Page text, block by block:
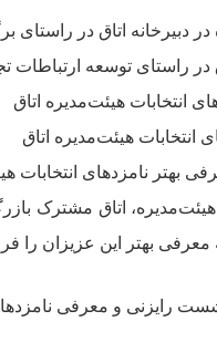
دبیرخانه اتاق در
راستای توسعه ارتباطات
انتخابات هیئت‌مدیره اتاق
هیئت‌مدیره اتاق
بهتر نامزدهای انتخابات
هیئت‌مدیره، اتاق مشترک
معرفی بهتر این عزیزان را
معرفی نامزدهای انتخابات